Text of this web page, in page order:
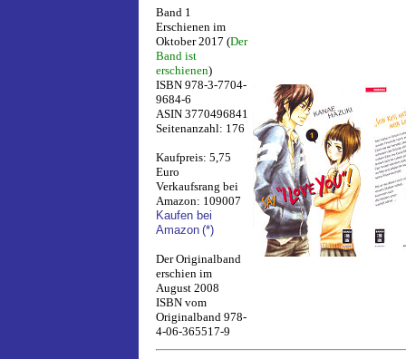
Band 1
Erschienen im
Oktober 2017 (Der
Band ist
erschienen)
ISBN 978-3-7704-
9684-6
ASIN 3770496841
Seitenanzahl: 176
Kaufpreis: 5,75
Euro
Verkaufsrang bei
Amazon: 109007
Kaufen bei
Amazon (*)
Der Originalband
erschien im
August 2008
ISBN vom
Originalband 978-
4-06-365517-9